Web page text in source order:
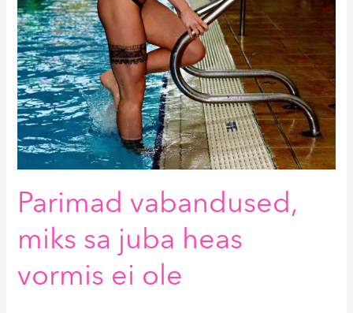
Parimad vabandused,
miks sa juba heas
vormis ei ole